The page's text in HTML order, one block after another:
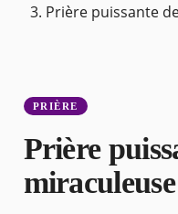
Prière puissante
PRIÈRE
Prière
miraculeuse